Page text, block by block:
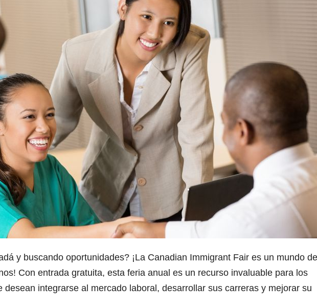
y buscando oportunidades? ¡La Canadian Immigrant Fair es un mundo de
Con entrada gratuita, esta feria anual es un recurso invaluable para los
desean integrarse al mercado laboral, desarrollar sus carreras y mejorar su